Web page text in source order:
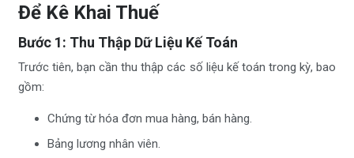
Để Kê Khai Thuế
Bước 1: Thu Thập Dữ Liệu Kế Toán
Trước tiên, bạn cần thu thập các số liệu kế toán trong kỳ, bao
gồm:
Chứng từ hóa đơn mua hàng, bán hàng.
Bảng lương nhân viên.